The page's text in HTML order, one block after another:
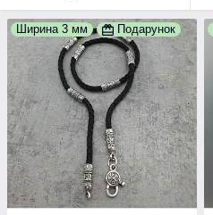
Ширина 3 мм Подарунок